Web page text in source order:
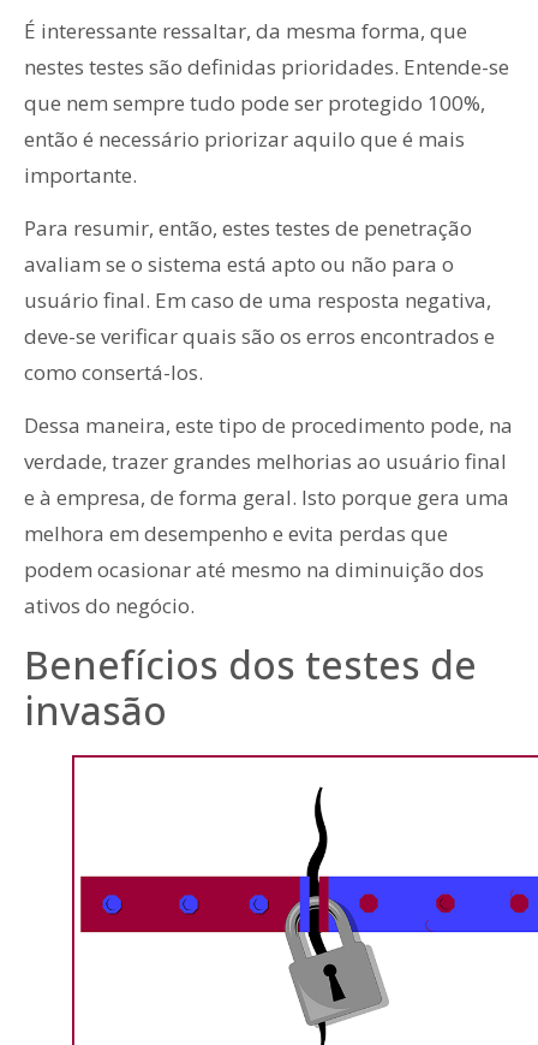
É interessante ressaltar, da mesma forma, que
nestes testes são definidas prioridades. Entende-se
que nem sempre tudo pode ser protegido 100%,
então é necessário priorizar aquilo que é mais
importante.
Para resumir, então, estes testes de penetração
avaliam se o sistema está apto ou não para o
usuário final. Em caso de uma resposta negativa,
deve-se verificar quais são os erros encontrados e
como consertá-los.
Dessa maneira, este tipo de procedimento pode, na
verdade, trazer grandes melhorias ao usuário final
e à empresa, de forma geral. Isto porque gera uma
melhora em desempenho e evita perdas que
podem ocasionar até mesmo na diminuição dos
ativos do negócio.
Benefícios dos testes de
invasão